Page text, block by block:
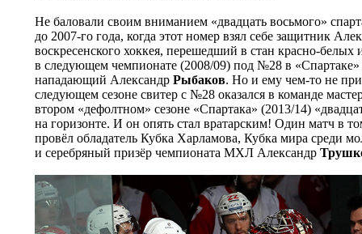
Не баловали своим вниманием «двадцать восьмого»
до 2007-го года, когда этот номер взял себе защитник
воскресенского хоккея, перешедший в стан красно-
в следующем чемпионате (2008/09) под №28 в «Спартаке»
нападающий Александр Рыбаков. Но и ему чем-то не
следующем сезоне свитер с №28 оказался в команде
втором «дефолтном» сезоне «Спартака» (2013/14)
на горизонте. И он опять стал вратарским! Один матч в
провёл обладатель Кубка Харламова, Кубка мира среди
и серебряный призёр чемпионата МХЛ Александр